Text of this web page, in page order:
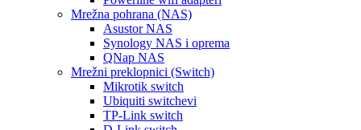
Mrežna pohrana (NAS)
Asustor NAS
Synology NAS i oprema
QNap NAS
Mrežni preklopnici (Switch)
Mikrotik switch
Ubiquiti switchevi
TP-Link switch